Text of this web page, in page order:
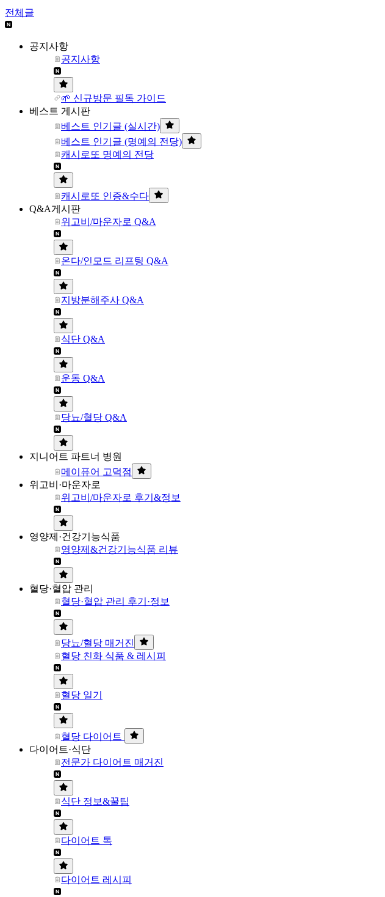
전체글
공지사항
공지사항
🌱 신규방문 필독 가이드
베스트 게시판
베스트 인기글 (실시간)
베스트 인기글 (명예의 전당)
캐시로또 명예의 전당
캐시로또 인증&수다
Q&A게시판
위고비/마운자로 Q&A
온다/인모드 리프팅 Q&A
지방분해주사 Q&A
식단 Q&A
운동 Q&A
당뇨/혈당 Q&A
지니어트 파트너 병원
메이퓨어 고덕점
위고비·마운자로
위고비/마운자로 후기&정보
영양제·건강기능식품
영양제&건강기능식품 리뷰
혈당·혈압 관리
혈당·혈압 관리 후기·정보
당뇨/혈당 매거진
혈당 친화 식품 & 레시피
혈당 일기
혈당 다이어트
다이어트·식단
전문가 다이어트 매거진
식단 정보&꿀팁
다이어트 톡
다이어트 레시피